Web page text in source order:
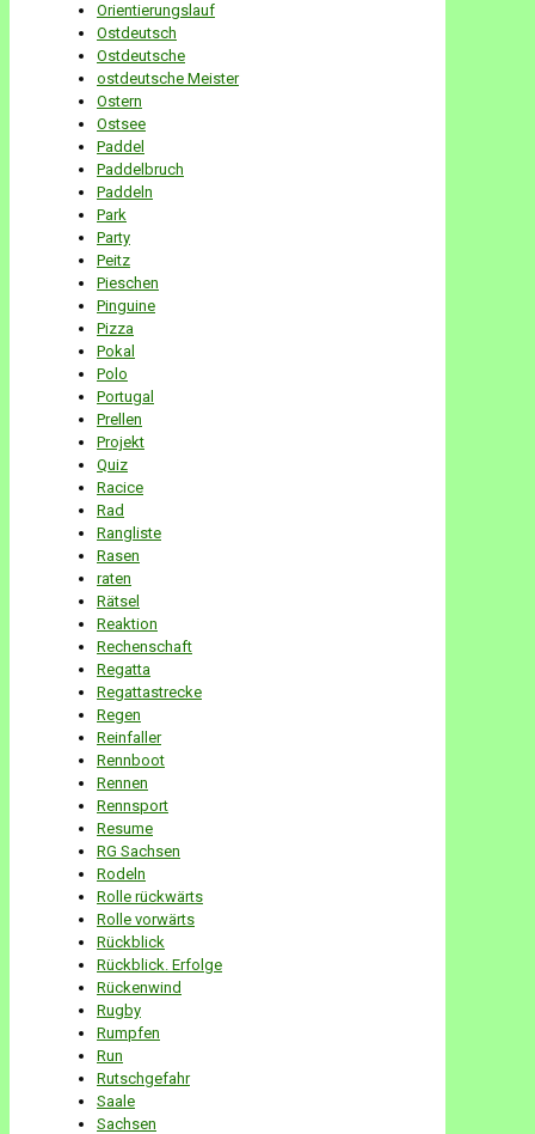
Orientierungslauf
Ostdeutsch
Ostdeutsche
ostdeutsche Meister
Ostern
Ostsee
Paddel
Paddelbruch
Paddeln
Park
Party
Peitz
Pieschen
Pinguine
Pizza
Pokal
Polo
Portugal
Prellen
Projekt
Quiz
Racice
Rad
Rangliste
Rasen
raten
Rätsel
Reaktion
Rechenschaft
Regatta
Regattastrecke
Regen
Reinfaller
Rennboot
Rennen
Rennsport
Resume
RG Sachsen
Rodeln
Rolle rückwärts
Rolle vorwärts
Rückblick
Rückblick. Erfolge
Rückenwind
Rugby
Rumpfen
Run
Rutschgefahr
Saale
Sachsen